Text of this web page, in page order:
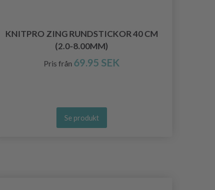
KNITPRO ZING RUNDSTICKOR 40 CM
(2.0-8.00MM)
Pris från 69.95 SEK
Se produkt